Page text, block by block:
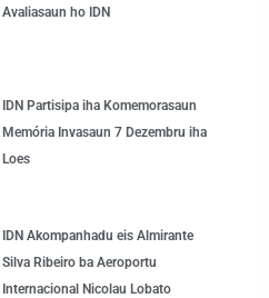
Avaliasaun ho IDN
IDN Partisipa iha Komemorasaun
Memória Invasaun 7 Dezembru iha
Loes
IDN Akompanhadu eis Almirante
Silva Ribeiro ba Aeroportu
Internacional Nicolau Lobato